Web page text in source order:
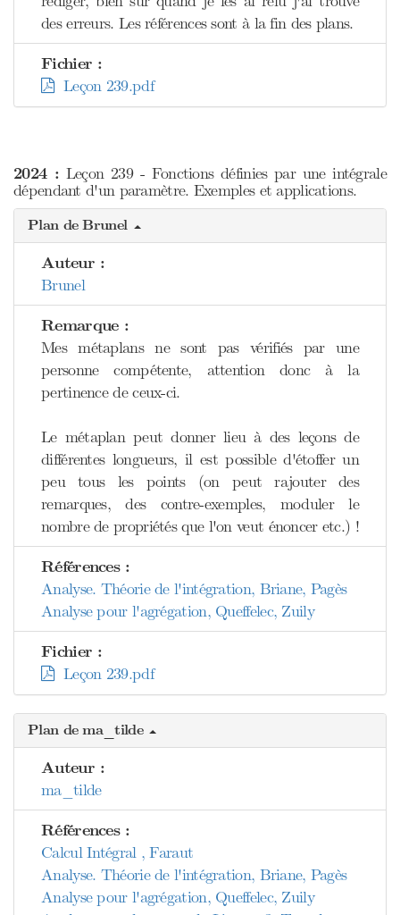
des erreurs. Les références sont à la fin des plans.
Fichier :
Leçon 239.pdf
2024 : Leçon 239 - Fonctions définies par une intégrale
dépendant d'un paramètre. Exemples et applications.
Plan de Brunel
Auteur :
Brunel
Remarque :
Mes métaplans ne sont pas vérifiés par une
personne compétente, attention donc à la
pertinence de ceux-ci.
Le métaplan peut donner lieu à des leçons de
différentes longueurs, il est possible d'étoffer un
peu tous les points (on peut rajouter des
remarques, des contre-exemples, moduler le
nombre de propriétés que l'on veut énoncer etc.) !
Références :
Analyse. Théorie de l'intégration, Briane, Pagès
Analyse pour l'agrégation, Queffelec, Zuily
Fichier :
Leçon 239.pdf
Plan de ma_tilde
Auteur :
ma_tilde
Références :
Calcul Intégral , Faraut
Analyse. Théorie de l'intégration, Briane, Pagès
Analyse pour l'agrégation, Queffelec, Zuily